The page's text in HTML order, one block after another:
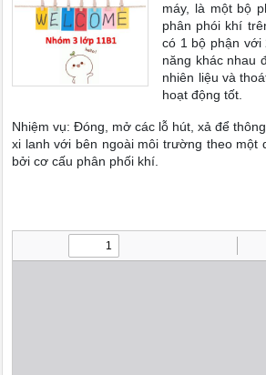
máy, là một bộ
phân phói khí
có 1 bộ phận với
năng khác nhau
nhiên liệu và
hoạt động tốt.
Nhiệm vụ: Đóng, mở các lỗ hút, xả để
xi lanh với bên ngoài môi trường theo một
bởi cơ cấu phân phối khí.